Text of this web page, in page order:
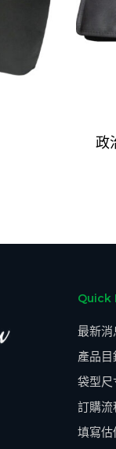
政
Quick
最新消
產品目
袋型
訂購流
填寫估